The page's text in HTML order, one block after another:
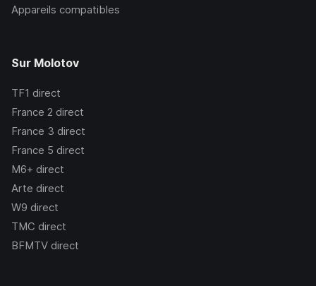
Appareils compatibles
Sur Molotov
TF1 direct
France 2 direct
France 3 direct
France 5 direct
M6+ direct
Arte direct
W9 direct
TMC direct
BFMTV direct